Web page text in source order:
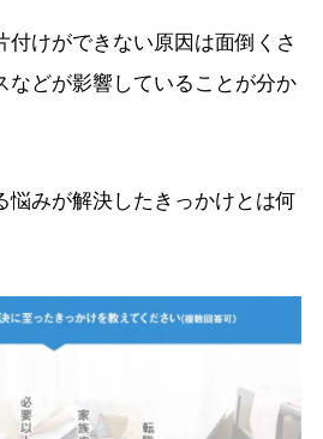
けができない原因は面倒くさ
などが影響していることが分か
悩みが解決したきっかけとは何